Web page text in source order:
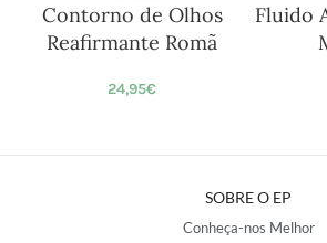
Contorno de Olhos
Reafirmante Romã
24,95€
Fluido
SOBRE O EP
Conheça-nos Melhor